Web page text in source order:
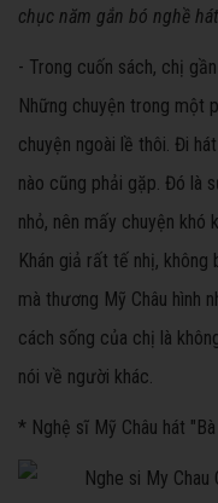
chục năm gắn bó nghề
- Trong cuốn sách, chị
Những chuyện trong một
chuyện ngoài lề thôi. Đi
nào cũng phải gặp. Đó là
nhỏ, nên mấy chuyện khó
Khán giả rất tế nhị, không
mà thương Mỹ Châu hình
cách sống của chị là
nói về người khác.
* Nghệ sĩ Mỹ Châu hát